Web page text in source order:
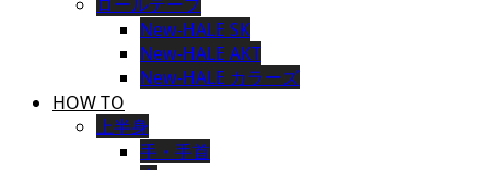
New-HALE SK
New-HALE AKT
New-HALE カラーズ
HOW TO
上半身
手・手首